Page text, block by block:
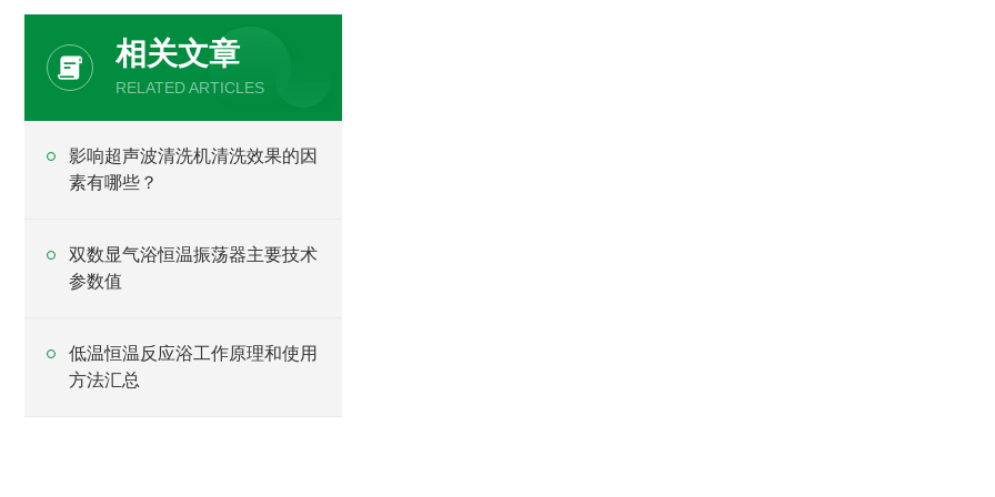
相关文章
RELATED ARTICLES
影响超声波清洗机清洗效果的因
素有哪些？
双数显气浴恒温振荡器主要技术
参数值
低温恒温反应浴工作原理和使用
方法汇总